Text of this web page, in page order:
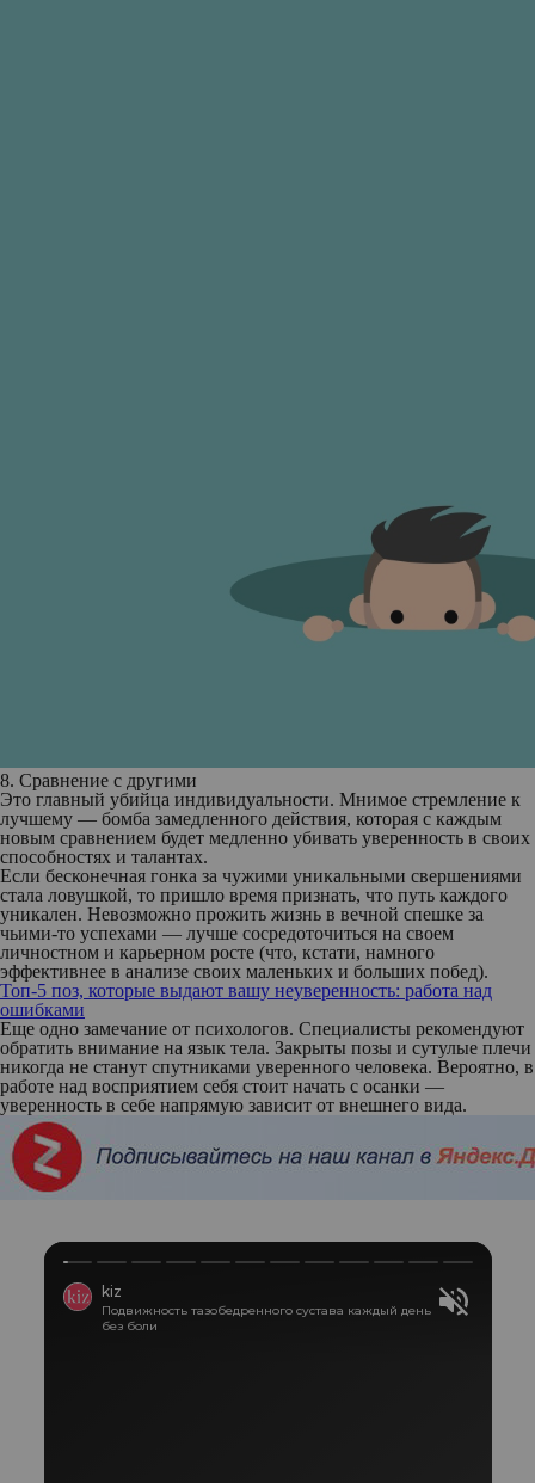
8. Сравнение с другими
Это главный убийца индивидуальности. Мнимое стремление к
лучшему — бомба замедленного действия, которая с каждым
новым сравнением будет медленно убивать уверенность в своих
способностях и талантах.
Если бесконечная гонка за чужими уникальными свершениями
стала ловушкой, то пришло время признать, что путь каждого
уникален. Невозможно прожить жизнь в вечной спешке за
чьими-то успехами — лучше сосредоточиться на своем
личностном и карьерном росте (что, кстати, намного
эффективнее в анализе своих маленьких и больших побед).
Топ-5 поз, которые выдают вашу неуверенность: работа над
ошибками
Еще одно замечание от психологов. Специалисты рекомендуют
обратить внимание на язык тела. Закрыты позы и сутулые плечи
никогда не станут спутниками уверенного человека. Вероятно, в
работе над восприятием себя стоит начать с осанки —
уверенность в себе напрямую зависит от внешнего вида.